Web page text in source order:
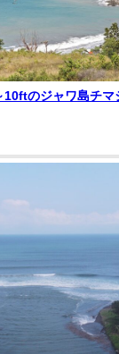
のジャワ島チマ